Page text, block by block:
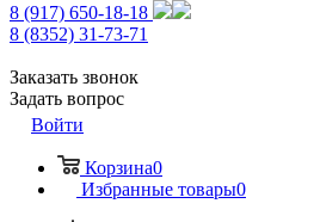
8 (917) 650-18-18
8 (8352) 31-73-71
Заказать звонок
Задать вопрос
Войти
Корзина0
Избранные товары0